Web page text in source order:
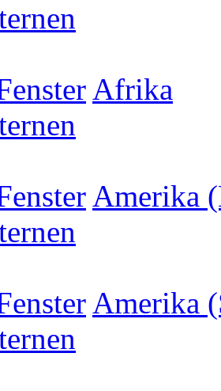
Afrika
Amerika
Amerika